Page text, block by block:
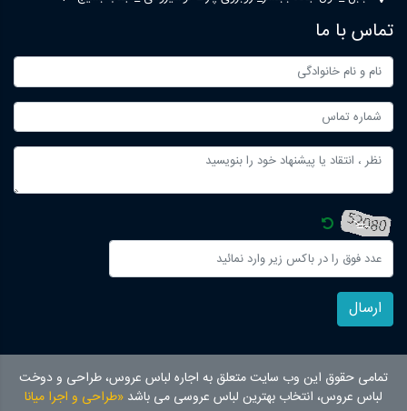
تماس با ما
ارسال
تمامی حقوق این وب سایت متعلق به اجاره لباس عروس، طراحی و دوخت
لباس عروس، انتخاب بهترین لباس عروسی می باشد «طراحی و اجرا میانا